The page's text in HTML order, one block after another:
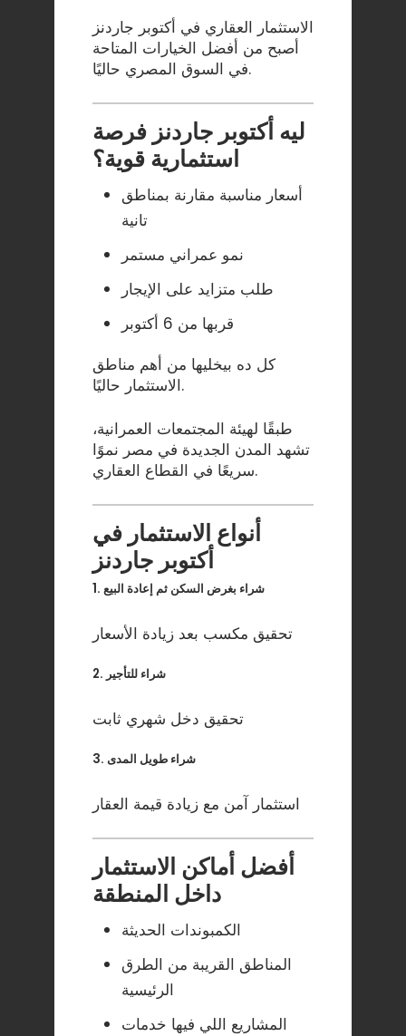
الاستثمار العقاري في أكتوبر جاردنز
أصبح من أفضل الخيارات المتاحة
في السوق المصري حاليًا.
ليه أكتوبر جاردنز فرصة
استثمارية قوية؟
أسعار مناسبة مقارنة بمناطق
تانية
نمو عمراني مستمر
طلب متزايد على الإيجار
قربها من 6 أكتوبر
كل ده بيخليها من أهم مناطق
الاستثمار حاليًا.
طبقًا لهيئة المجتمعات العمرانية،
تشهد المدن الجديدة في مصر نموًا
سريعًا في القطاع العقاري.
أنواع الاستثمار في
أكتوبر جاردنز
1. شراء بغرض السكن ثم إعادة البيع
تحقيق مكسب بعد زيادة الأسعار
2. شراء للتأجير
تحقيق دخل شهري ثابت
3. شراء طويل المدى
استثمار آمن مع زيادة قيمة العقار
أفضل أماكن الاستثمار
داخل المنطقة
الكمبوندات الحديثة
المناطق القريبة من الطرق
الرئيسية
المشاريع اللي فيها خدمات